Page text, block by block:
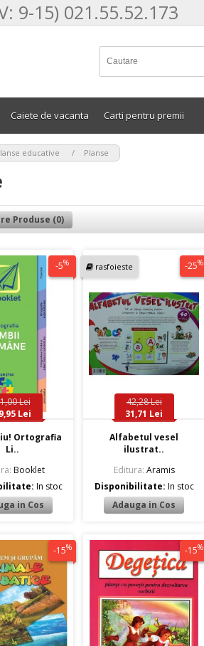
9-15) 021.55.52.173
Caiete de vacanta Carti pentru premii
educative Planse
Produse (0)
-5%
Lei
Lei
Ortografia
Li..
Booklet
In stoc
rasfoieste -25%
42,28 Lei
31,71 Lei
Alfabetul vesel
ilustrat..
Editura: Aramis
Disponibilitate: In stoc
-15% -15%